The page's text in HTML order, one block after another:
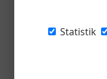
Statistik